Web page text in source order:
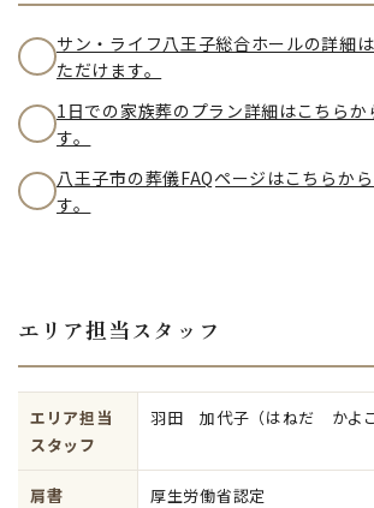
サン・ライフ八王子総合ホールの詳細
ただけます。
1日での家族葬のプラン詳細はこちらか
す。
八王子市の葬儀FAQページはこちらか
す。
エリア担当スタッフ
エリア担当
スタッフ
羽田 加代子（はねだ かよこ
肩書
厚生労働省認定